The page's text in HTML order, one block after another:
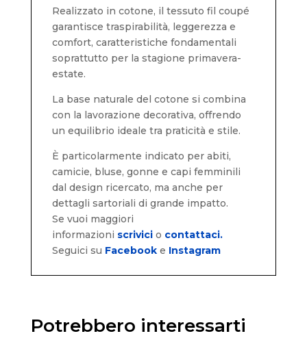
Realizzato in cotone, il tessuto fil coupé
garantisce traspirabilità, leggerezza e
comfort, caratteristiche fondamentali
soprattutto per la stagione primavera-
estate.
La base naturale del cotone si combina
con la lavorazione decorativa, offrendo
un equilibrio ideale tra praticità e stile.
È particolarmente indicato per abiti,
camicie, bluse, gonne e capi femminili
dal design ricercato, ma anche per
dettagli sartoriali di grande impatto.
Se vuoi maggiori
informazioni scrivici o contattaci.
Seguici su Facebooke Instagram
Potrebbero interessarti